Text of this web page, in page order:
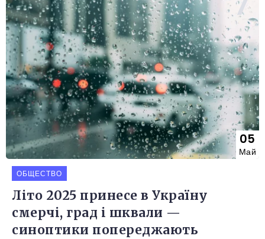
05
Май
ОБЩЕСТВО
Літо 2025 принесе в Україну
смерчі, град і шквали —
синоптики попереджають